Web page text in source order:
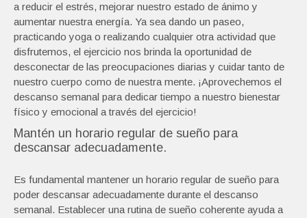
a reducir el estrés, mejorar nuestro estado de ánimo y
aumentar nuestra energía. Ya sea dando un paseo,
practicando yoga o realizando cualquier otra actividad que
disfrutemos, el ejercicio nos brinda la oportunidad de
desconectar de las preocupaciones diarias y cuidar tanto de
nuestro cuerpo como de nuestra mente. ¡Aprovechemos el
descanso semanal para dedicar tiempo a nuestro bienestar
físico y emocional a través del ejercicio!
Mantén un horario regular de sueño para
descansar adecuadamente.
Es fundamental mantener un horario regular de sueño para
poder descansar adecuadamente durante el descanso
semanal. Establecer una rutina de sueño coherente ayuda a